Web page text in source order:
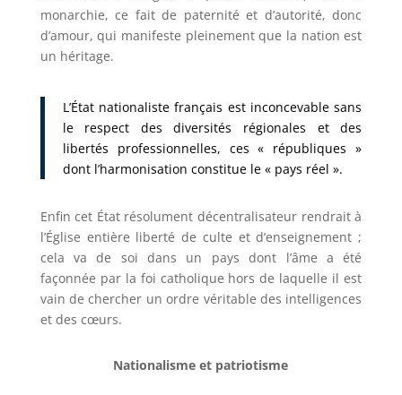
monarchie, ce fait de paternité et d’autorité, donc
d’amour, qui manifeste pleinement que la nation est
un héritage.
L’État nationaliste français est inconcevable sans
le respect des diversités régionales et des
libertés professionnelles, ces« républiques »
dont l’harmonisation constitue le « pays réel ».
Enfin cet État résolument décentralisateur rendrait à
l’Église entière liberté de culte et d’enseignement ;
cela va de soi dans un pays dont l’âme a été
façonnée par la foi catholique hors de laquelle il est
vain de chercher un ordre véritable des intelligences
et des cœurs.
Nationalisme et patriotisme